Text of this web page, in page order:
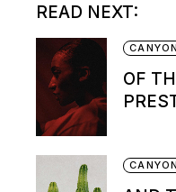
READ NEXT:
CANYON
OF
CANYON